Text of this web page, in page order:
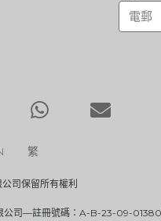
繁
司保留所有權利
公司—註冊號碼：A-B-23-09-01380